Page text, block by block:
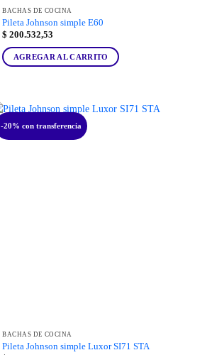
BACHAS DE COCINA
Pileta Johnson simple E60
$ 200.532,53
AGREGAR AL CARRITO
-20% con transferencia
BACHAS DE COCINA
Pileta Johnson simple Luxor SI71 STA